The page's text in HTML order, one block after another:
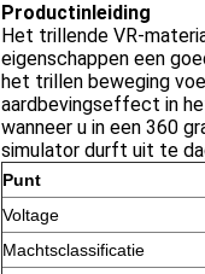
Productinleiding
Het trillende VR-
eigenschappen een
het trillen beweging
aardbevingseffect in
wanneer u in een 360
simulator durft uit te
Punt
Voltage
Machtsclassificatie